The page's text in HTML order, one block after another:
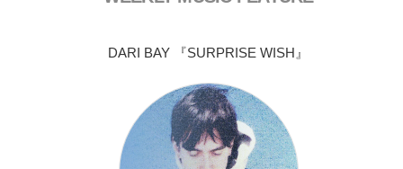
DARI BAY 『SURPRISE WISH』